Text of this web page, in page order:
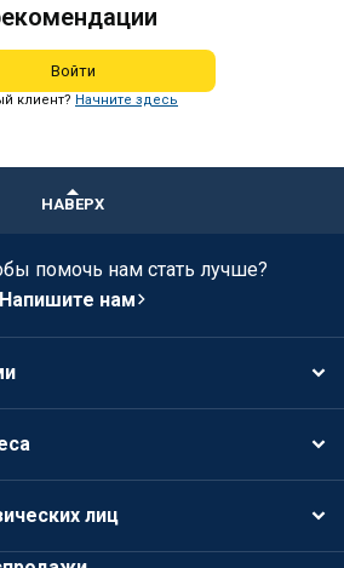
Войти
клиент? Начните здесь
НАВЕРХ
помочь нам стать лучше?
Напишите нам
лиц